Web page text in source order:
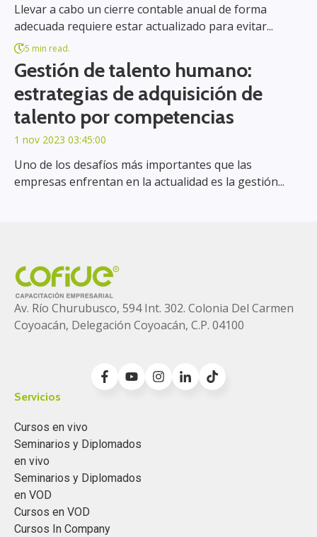
Llevar a cabo un cierre contable anual de forma
adecuada requiere estar actualizado para evitar...
5 min read.
Gestión de talento humano:
estrategias de adquisición de
talento por competencias
1 nov 2023 03:45:00
Uno de los desafíos más importantes que las
empresas enfrentan en la actualidad es la gestión...
Av. Río Churubusco, 594 Int. 302. Colonia Del Carmen
Coyoacán, Delegación Coyoacán, C.P. 04100
Servicios
Cursos en vivo
Seminarios y Diplomados
en vivo
Seminarios y Diplomados
en VOD
Cursos en VOD
Cursos In Company